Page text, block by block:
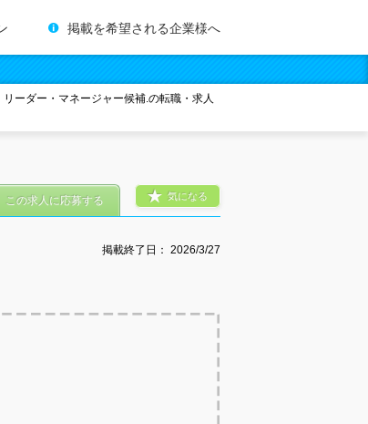
掲載を希望される企業様へ
ーダー・マネージャー候補.の転職・求人
掲載終了日： 2026/3/27
気になる
この求人に応募する